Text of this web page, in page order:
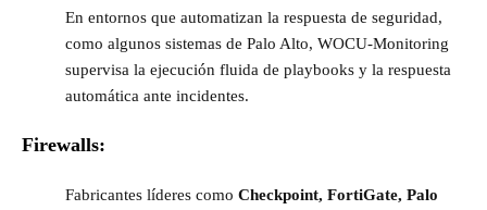
En entornos que automatizan la respuesta de seguridad,
como algunos sistemas de Palo Alto, WOCU-Monitoring
supervisa la ejecución fluida de playbooks y la respuesta
automática ante incidentes.
Firewalls:
Fabricantes líderes como Checkpoint, FortiGate, Palo